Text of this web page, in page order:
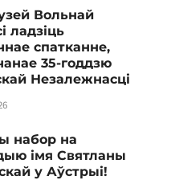
Вольнай
ладзіць
спатканне,
35-годдзю
Незалежнасці
набор на
імя Святланы
у Аўстрыі!